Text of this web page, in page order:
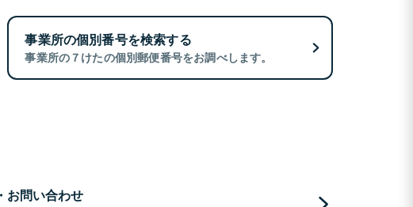
事業所の個別番号を検索する
事業所の７けたの個別郵便番号をお調べします。
お問い合わせ